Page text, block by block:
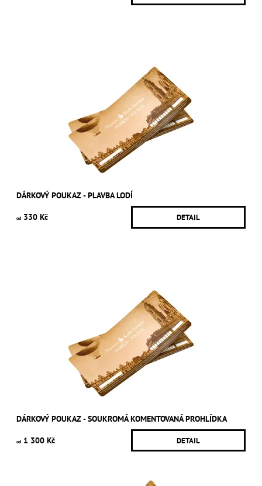
DÁRKOVÝ POUKAZ - PLAVBA LODÍ
od 330 Kč DETAIL
DÁRKOVÝ POUKAZ - SOUKROMÁ KOMENTOVANÁ PROHLÍDKA
od 1 300 Kč DETAIL